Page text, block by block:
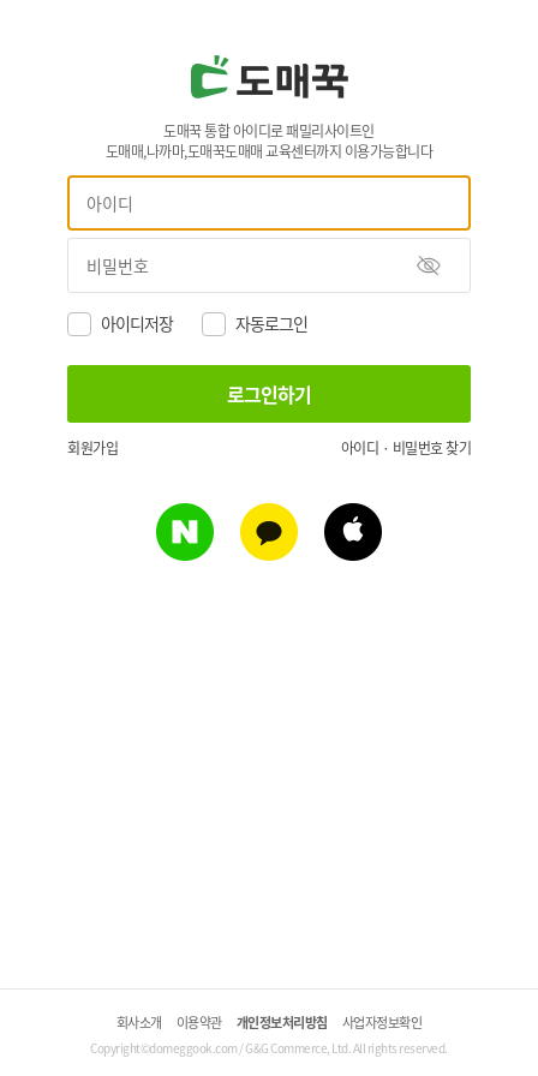
도매꾹 통합 아이디로 패밀리사이트인
도매매,나까마,도매꾹도매매 교육센터까지 이용가능합니다
아이디저장 자동로그인
회원가입 아이디 · 비밀번호 찾기
회사소개 이용약관 개인정보처리방침 사업자정보확인
Copyright©domeggook.com / G&G Commerce, Ltd. All rights reserved.